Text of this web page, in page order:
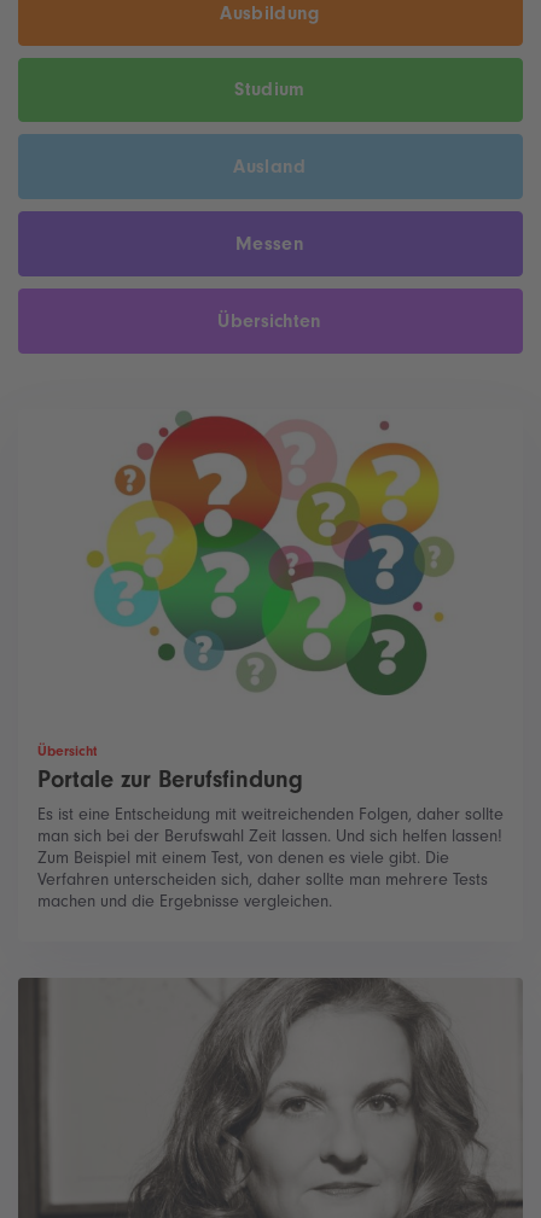
Ausbildung
Studium
Ausland
Messen
Übersichten
Übersicht
Portale zur Berufsfindung
Es ist eine Entscheidung mit weitreichenden Folgen, daher sollte
man sich bei der Berufswahl Zeit lassen. Und sich helfen lassen!
Zum Beispiel mit einem Test, von denen es viele gibt. Die
Verfahren unterscheiden sich, daher sollte man mehrere Tests
machen und die Ergebnisse vergleichen.